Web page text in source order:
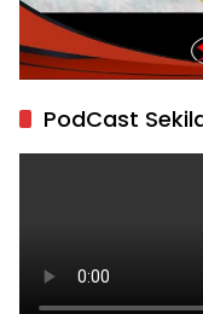
PodCast